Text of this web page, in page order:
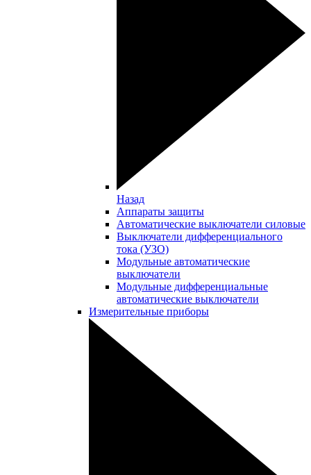
Назад
Аппараты защиты
Автоматические выключатели силовые
Выключатели дифференциального
тока (УЗО)
Модульные автоматические
выключатели
Модульные дифференциальные
автоматические выключатели
Измерительные приборы